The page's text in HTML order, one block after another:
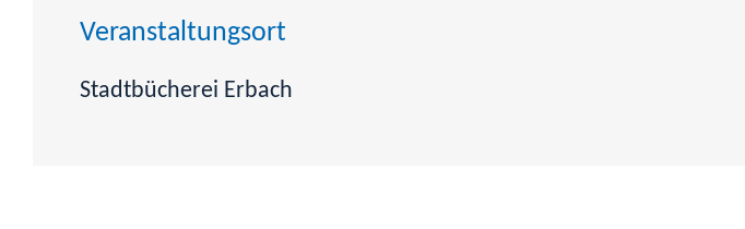
Veranstaltungsort
Stadtbücherei Erbach